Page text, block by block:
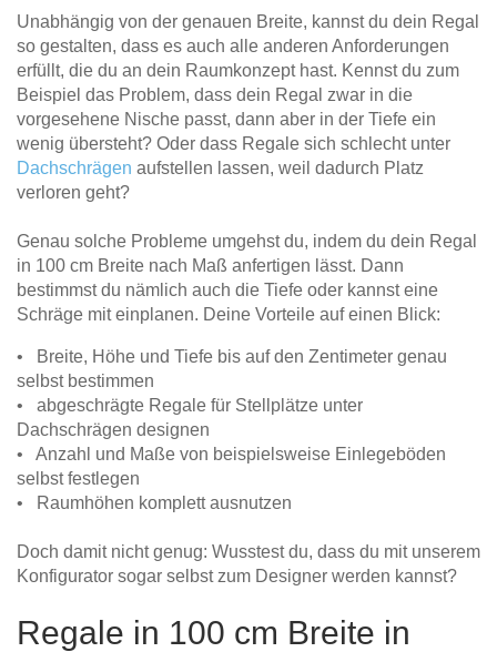
Unabhängig von der genauen Breite, kannst du dein Regal
so gestalten, dass es auch alle anderen Anforderungen
erfüllt, die du an dein Raumkonzept hast. Kennst du zum
Beispiel das Problem, dass dein Regal zwar in die
vorgesehene Nische passt, dann aber in der Tiefe ein
wenig übersteht? Oder dass Regale sich schlecht unter
Dachschrägen aufstellen lassen, weil dadurch Platz
verloren geht?
Genau solche Probleme umgehst du, indem du dein Regal
in 100 cm Breite nach Maß anfertigen lässt. Dann
bestimmst du nämlich auch die Tiefe oder kannst eine
Schräge mit einplanen. Deine Vorteile auf einen Blick:
• Breite, Höhe und Tiefe bis auf den Zentimeter genau
selbst bestimmen
• abgeschrägte Regale für Stellplätze unter
Dachschrägen designen
• Anzahl und Maße von beispielsweise Einlegeböden
selbst festlegen
• Raumhöhen komplett ausnutzen
Doch damit nicht genug: Wusstest du, dass du mit unserem
Konfigurator sogar selbst zum Designer werden kannst?
Regale in 100 cm Breite in